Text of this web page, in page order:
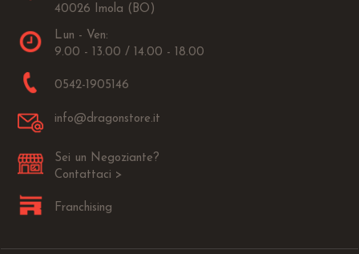
40026 Imola (BO)
Lun - Ven:
9.00 - 13.00 / 14.00 - 18.00
0542-1905146
info@dragonstore.it
Sei un Negoziante?
Contattaci >
Franchising